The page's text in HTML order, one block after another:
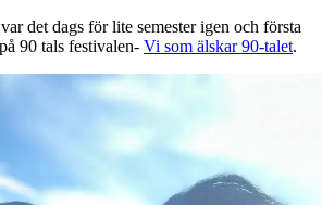
det dags för lite semester igen och första
90 tals festivalen- Vi som älskar 90-talet.